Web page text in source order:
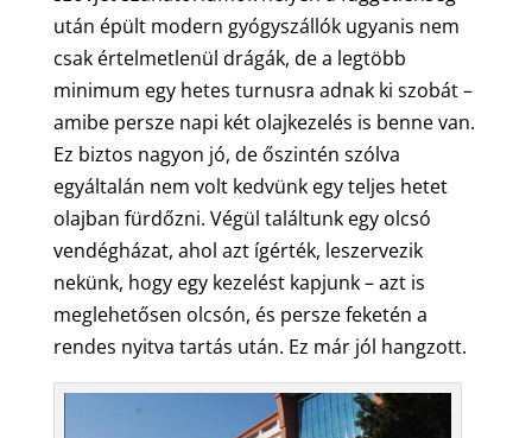
után épült modern gyógyszállók ugyanis nem
csak értelmetlenül drágák, de a legtöbb
minimum egy hetes turnusra adnak ki szobát –
amibe persze napi két olajkezelés is benne van.
Ez biztos nagyon jó, de őszintén szólva
egyáltalán nem volt kedvünk egy teljes hetet
olajban fürdőzni. Végül találtunk egy olcsó
vendégházat, ahol azt ígérték, leszervezik
nekünk, hogy egy kezelést kapjunk – azt is
meglehetősen olcsón, és persze feketén a
rendes nyitva tartás után. Ez már jól hangzott.